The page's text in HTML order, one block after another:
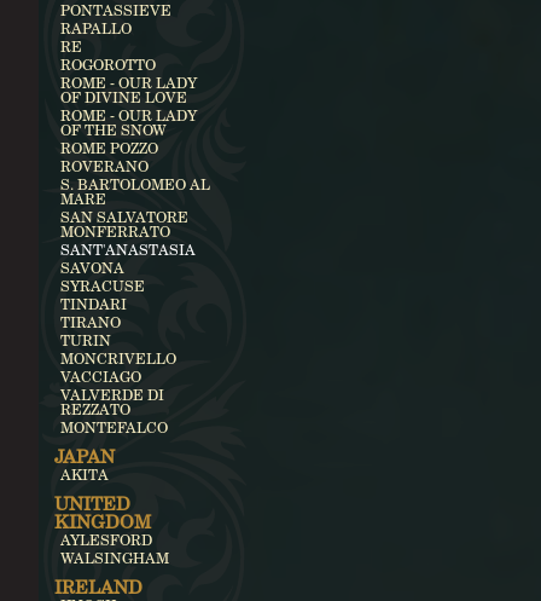
PONTASSIEVE
RAPALLO
RE
ROGOROTTO
ROME - OUR LADY
OF DIVINE LOVE
ROME - OUR LADY
OF THE SNOW
ROME POZZO
ROVERANO
S. BARTOLOMEO AL
MARE
SAN SALVATORE
MONFERRATO
SANT'ANASTASIA
SAVONA
SYRACUSE
TINDARI
TIRANO
TURIN
MONCRIVELLO
VACCIAGO
VALVERDE DI
REZZATO
MONTEFALCO
JAPAN
AKITA
UNITED
KINGDOM
AYLESFORD
WALSINGHAM
IRELAND